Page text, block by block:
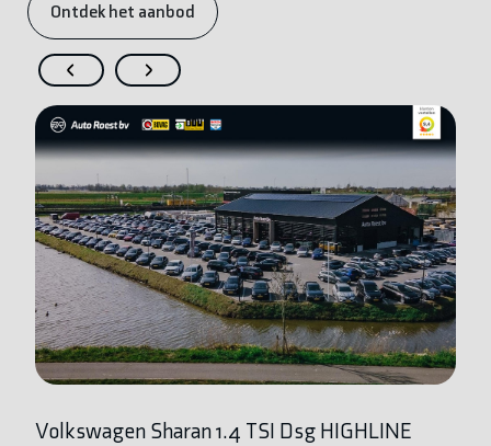
Ontdek het aanbod
Volkswagen Sharan 1.4 TSI Dsg HIGHLINE